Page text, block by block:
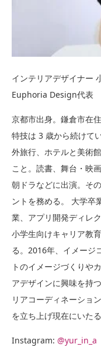
インテリアデザイナー
Euphoria Design代表
京都市出身。鎌倉市在
特技は 3 歳から続けて
外旅行、ホテルと美術
こと。読書、舞台・映
朝ドラなどに出演。そ
ントを務める。 大学卒
業、アプリ開発ディレ
小学生向けキャリア教
る。2016年、イメージ
トのイメージづくりや
アデザインに興味を持
リアコーディネーショ
を立ち上げ現在にいたる
Instagram: @yur_in_a